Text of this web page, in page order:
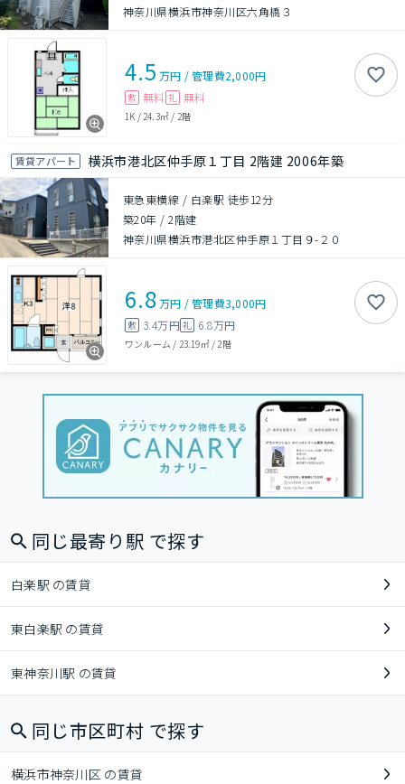
神奈川県横浜市神奈川区六角橋３
4.5 万円 /管理費2,000円
敷 無料 礼 無料
1K / 24.3㎡ / 2階
賃貸アパート 横浜市港北区仲手原１丁目 2階建 2006年築
東急東横線 / 白楽駅 徒歩12分
築20年 /2階建
神奈川県横浜市港北区仲手原１丁目９-２０
6.8万円 /管理費3,000円
敷 3.4万円礼 6.8万円
ワンルーム / 23.19㎡/ 2階
同じ最寄り駅 で探す
白楽駅 の賃貸
東白楽駅 の賃貸
東神奈川駅 の賃貸
同じ市区町村 で探す
横浜市神奈川区 の賃貸